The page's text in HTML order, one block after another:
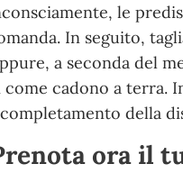
le
In seguito,
a seconda del
come cadono a terra.
della
ora il